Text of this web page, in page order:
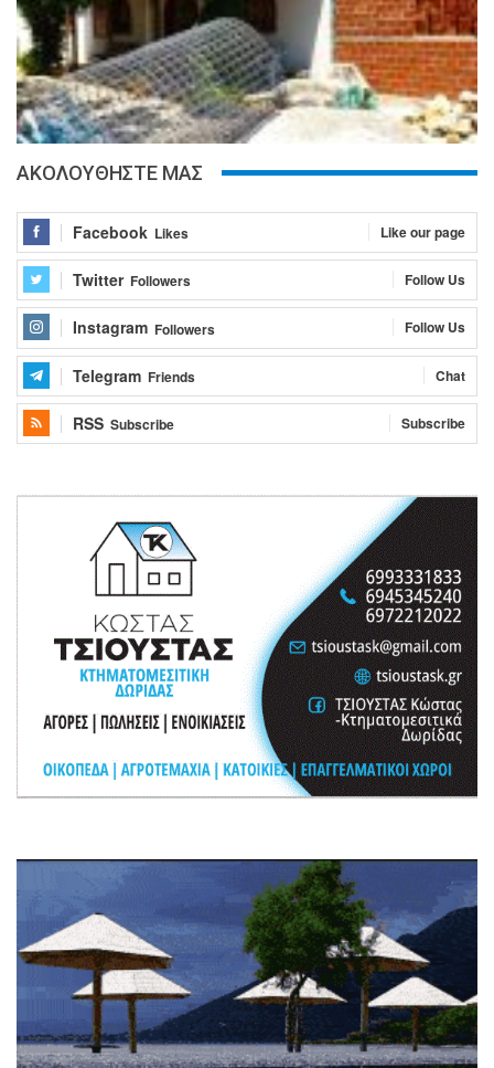
ΑΚΟΛΟΥΘΗΣΤΕ ΜΑΣ
Facebook Likes Like our page
Twitter Followers Follow Us
Instagram Followers Follow Us
Telegram Friends Chat
RSS Subscribe Subscribe